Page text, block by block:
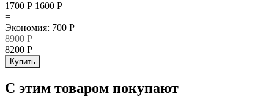
1700 Р 1600 Р
=
Экономия: 700 Р
8900Р
8200 Р
Купить
С этим товаром покупают